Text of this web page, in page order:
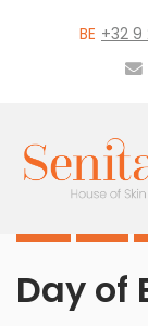
BE +32 9
Day of